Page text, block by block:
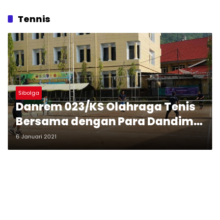
Tennis
Sibolga
Danrem 023/KS Olahraga Tenis
Bersama dengan Para Dandim
dan Perwira Korem
6 Januari 2021